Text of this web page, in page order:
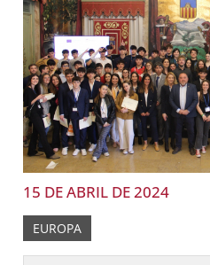
15 DE ABRIL DE 2024
EUROPA